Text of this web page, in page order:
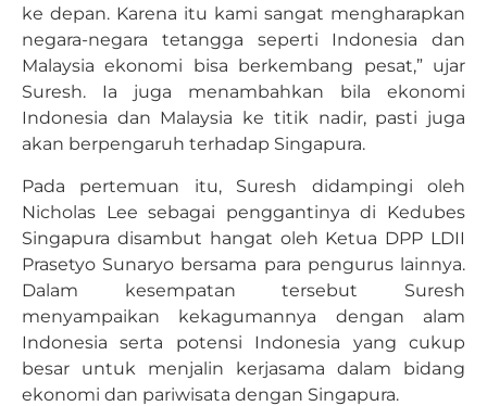
ke depan. Karena itu kami sangat mengharapkan
negara-negara tetangga seperti Indonesia dan
Malaysia ekonomi bisa berkembang pesat,” ujar
Suresh. Ia juga menambahkan bila ekonomi
Indonesia dan Malaysia ke titik nadir, pasti juga
akan berpengaruh terhadap Singapura.
Pada pertemuan itu, Suresh didampingi oleh
Nicholas Lee sebagai penggantinya di Kedubes
Singapura disambut hangat oleh Ketua DPP LDII
Prasetyo Sunaryo bersama para pengurus lainnya.
Dalam kesempatan tersebut Suresh
menyampaikan kekagumannya dengan alam
Indonesia serta potensi Indonesia yang cukup
besar untuk menjalin kerjasama dalam bidang
ekonomi dan pariwisata dengan Singapura.